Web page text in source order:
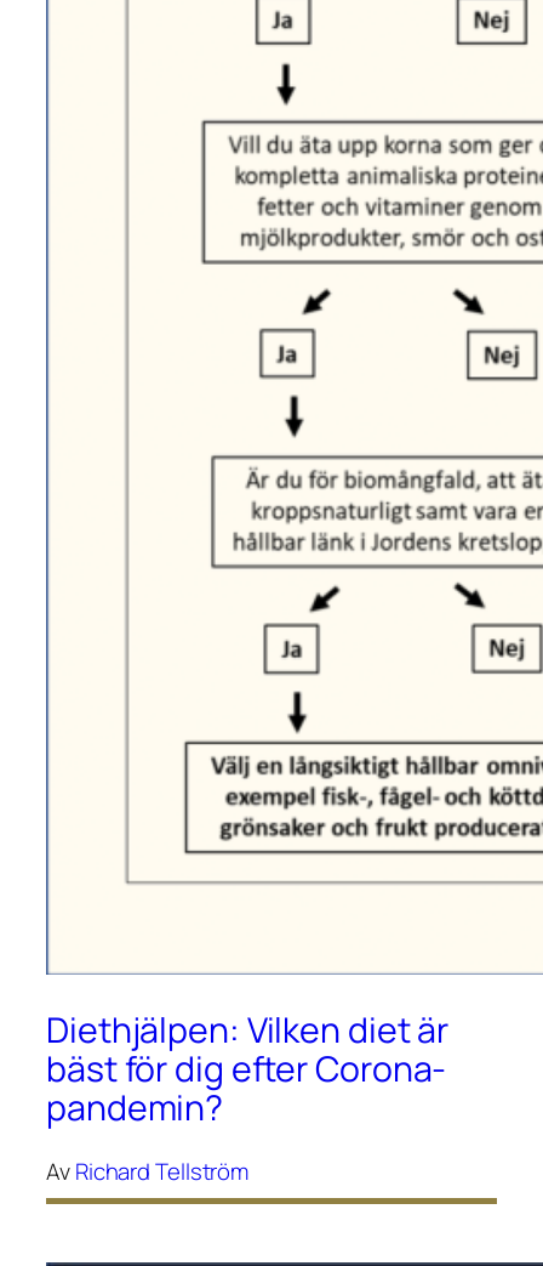
Diethjälpen: Vilken diet är
bäst för dig efter Corona-
pandemin?
AvRichard Tellström